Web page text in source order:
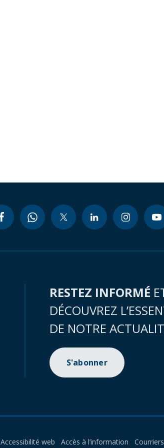
RESTEZ INFORMÉ
DÉCOUVREZ
DE NOTRE
S'abonner
Accessibilité web Accès à l’information